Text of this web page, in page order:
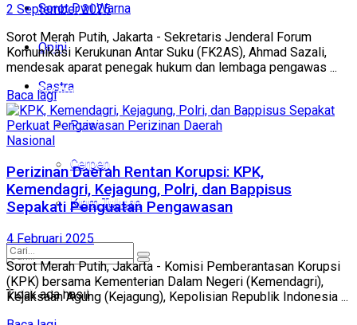
Sorot Dwi Warna
Opini
Sastra
Puisi
Cerpen
Kirim Tulisan
Tidak ada hasil
Sorot Dwi Warna
Opini
Sastra
Puisi
Cerpen
Kirim Tulisan
Tidak ada hasil
2 September 2025
Sorot Merah Putih, Jakarta - Sekretaris Jenderal Forum
Komunikasi Kerukunan Antar Suku (FK2AS), Ahmad Sazali,
mendesak aparat penegak hukum dan lembaga pengawas ...
Baca lagi
Nasional
Perizinan Daerah Rentan Korupsi: KPK,
Kemendagri, Kejagung, Polri, dan Bappisus
Sepakati Penguatan Pengawasan
4 Februari 2025
Sorot Merah Putih, Jakarta - Komisi Pemberantasan Korupsi
(KPK) bersama Kementerian Dalam Negeri (Kemendagri),
Kejaksaan Agung (Kejagung), Kepolisian Republik Indonesia ...